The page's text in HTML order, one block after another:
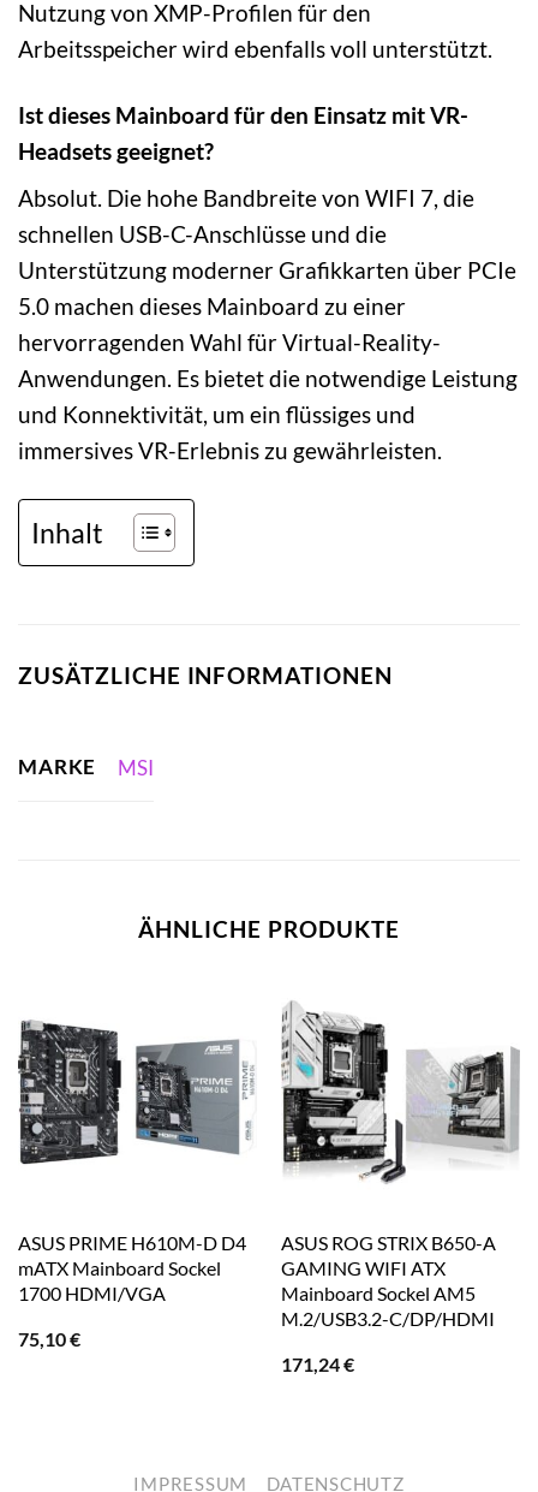
Nutzung von XMP-Profilen für den
Arbeitsspeicher wird ebenfalls voll unterstützt.
Ist dieses Mainboard für den Einsatz mit VR-
Headsets geeignet?
Absolut. Die hohe Bandbreite von WIFI 7, die
schnellen USB-C-Anschlüsse und die
Unterstützung moderner Grafikkarten über PCIe
5.0 machen dieses Mainboard zu einer
hervorragenden Wahl für Virtual-Reality-
Anwendungen. Es bietet die notwendige Leistung
und Konnektivität, um ein flüssiges und
immersives VR-Erlebnis zu gewährleisten.
Inhalt
ZUSÄTZLICHE INFORMATIONEN
MARKE MSI
ÄHNLICHE PRODUKTE
ASUS PRIME H610M-D D4
mATX Mainboard Sockel
1700 HDMI/VGA
75,10€
ASUS ROG STRIX B650-A
GAMING WIFI ATX
Mainboard Sockel AM5
M.2/USB3.2-C/DP/HDMI
171,24€
IMPRESSUM DATENSCHUTZ